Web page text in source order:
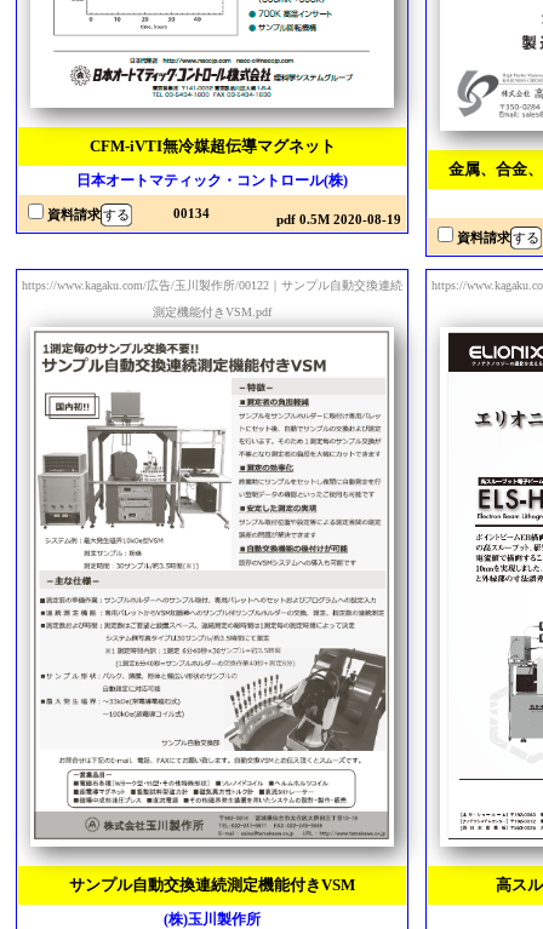
CFM-iVTI無冷媒超伝導マグネット
日本オートマティック・コントロール(株)
資料請求 00134 pdf 0.5M 2020-08-19
金属、合金
資料請求
https://www.kagaku.com/広告/玉川製作所/00122｜サンプル自動交換連続
測定機能付きVSM.pdf
サンプル自動交換連続測定機能付きVSM
(株)玉川製作所
https://
高ス